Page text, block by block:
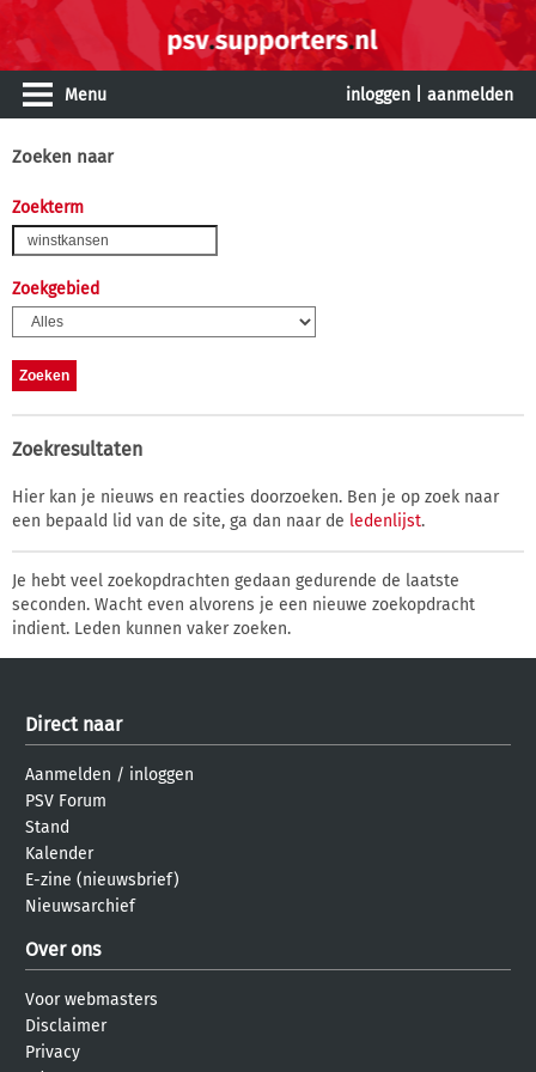
Menu inloggen aanmelden
Zoeken naar
Zoekterm
Zoekgebied
Zoekresultaten
Hier kan je nieuws en reacties doorzoeken. Ben je op zoek naar
een bepaald lid van de site, ga dan naar de ledenlijst.
Je hebt veel zoekopdrachten gedaan gedurende de laatste
seconden. Wacht even alvorens je een nieuwe zoekopdracht
indient. Leden kunnen vaker zoeken.
Direct naar
Aanmelden / inloggen
PSV Forum
Stand
Kalender
E-zine (nieuwsbrief)
Nieuwsarchief
Over ons
Voor webmasters
Disclaimer
Privacy